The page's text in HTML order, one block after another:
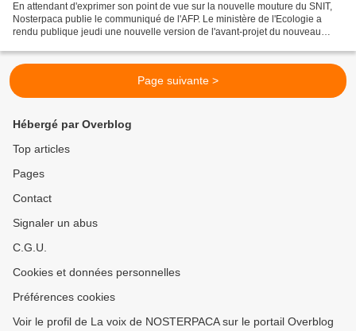
En attendant d'exprimer son point de vue sur la nouvelle mouture du SNIT,
Nosterpaca publie le communiqué de l'AFP. Le ministère de l'Ecologie a
rendu publique jeudi une nouvelle version de l'avant-projet du nouveau
Page suivante >
Hébergé par Overblog
Top articles
Pages
Contact
Signaler un abus
C.G.U.
Cookies et données personnelles
Préférences cookies
Voir le profil de La voix de NOSTERPACA sur le portail Overblog